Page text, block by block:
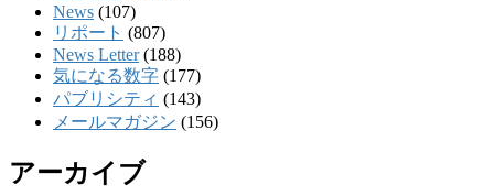
News (107)
リポート (807)
News Letter(188)
気になる数字 (177)
パブリシティ (143)
メールマガジン (156)
アーカイブ